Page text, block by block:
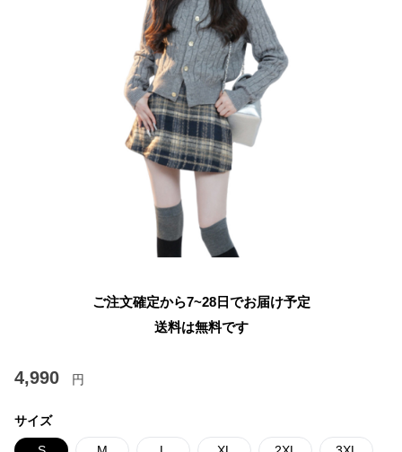
ご注文確定から7~28日でお届け予定
送料は無料です
4,990 円
サイズ